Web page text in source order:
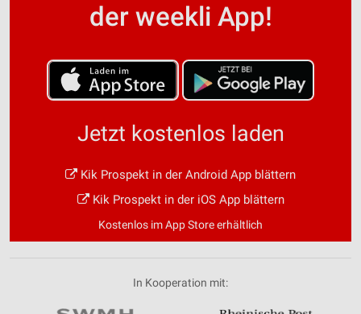
der weekli App!
Jetzt kostenlos laden
Kik Prospekt in der Android App blättern
Kik Prospekt in der iOS App blättern
Kostenlos im App Store erhältlich
In Kooperation mit: